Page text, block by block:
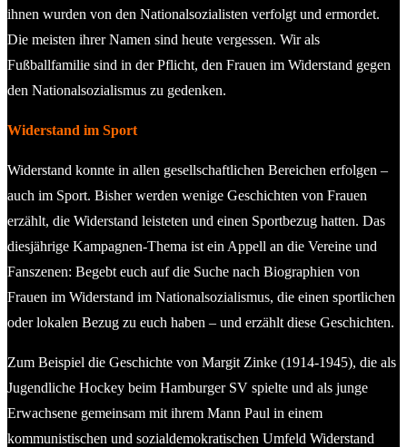
ihnen wurden von den Nationalsozialisten verfolgt und ermordet.
Die meisten ihrer Namen sind heute vergessen. Wir als
Fußballfamilie sind in der Pflicht, den Frauen im Widerstand gegen
den Nationalsozialismus zu gedenken.
Widerstand im Sport
Widerstand konnte in allen gesellschaftlichen Bereichen erfolgen –
auch im Sport. Bisher werden wenige Geschichten von Frauen
erzählt, die Widerstand leisteten und einen Sportbezug hatten. Das
diesjährige Kampagnen-Thema ist ein Appell an die Vereine und
Fanszenen: Begebt euch auf die Suche nach Biographien von
Frauen im Widerstand im Nationalsozialismus, die einen sportlichen
oder lokalen Bezug zu euch haben – und erzählt diese Geschichten.
Zum Beispiel die Geschichte von Margit Zinke (1914-1945), die als
Jugendliche Hockey beim Hamburger SV spielte und als junge
Erwachsene gemeinsam mit ihrem Mann Paul in einem
kommunistischen und sozialdemokratischen Umfeld Widerstand